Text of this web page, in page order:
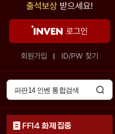
출석보상 받으세요!
로그인
회원가입 ID/PW 찾기
FF14 화제 집중